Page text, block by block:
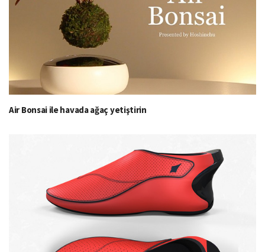
Air Bonsai ile havada ağaç yetiştirin